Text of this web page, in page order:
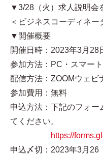
▼3/28（火）求人説明会
＜ビジネスコーディネ
▼開催概要
開催日時：2023年3月28
参加方法：PC・スマー
配信方法：ZOOMウェビ
参加費用：無料
申込方法：下記のフォー
てください。
https://
申込〆切：2023年3月26